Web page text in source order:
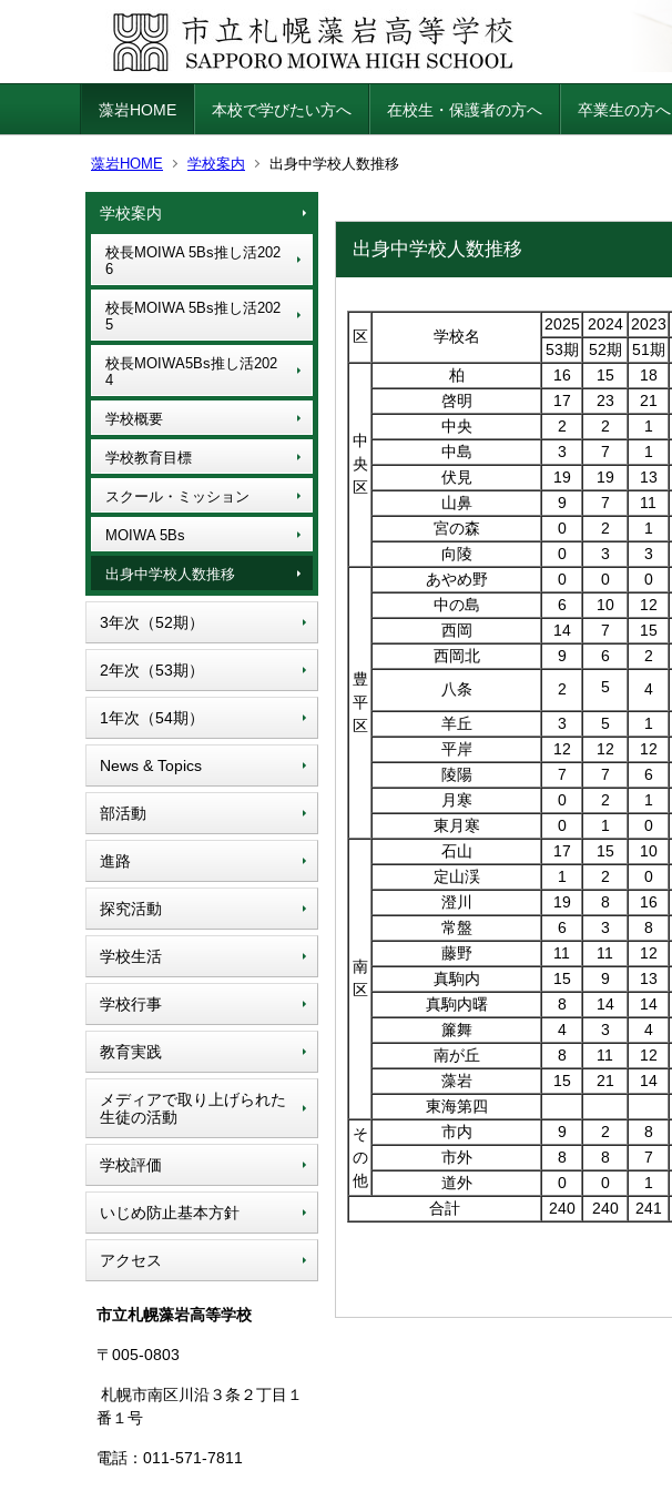
藻岩HOME 本校で学びたい方へ 在校生・保護者の方へ 卒業生の方へ
藻岩HOME 学校案内 出身中学校人数推移
学校案内
校長MOIWA 5Bs推し活202
6
校長MOIWA 5Bs推し活202
5
校長MOIWA5Bs推し活202
4
学校概要
学校教育目標
スクール・ミッション
MOIWA 5Bs
出身中学校人数推移
3年次（52期）
2年次（53期）
1年次（54期）
News & Topics
部活動
進路
探究活動
学校生活
学校行事
教育実践
メディアで取り上げられた
生徒の活動
学校評価
いじめ防止基本方針
アクセス
市立札幌藻岩高等学校
〒005-0803
札幌市南区川沿３条２丁目１
番１号
電話：011-571-7811
出身中学校人数推移
区 学校名
2025 2024 2023
53期
52期 51期
中
央
区
柏 16 15 18
啓明
17 23 21
中央
2 2 1
中島
3 7 1
伏見
19 19 13
山鼻
9 7 11
宮の森
0 2 1
向陵
0 3 3
豊
平
区
あやめ野 0 0 0
中の島
6 10 12
西岡
14 7 15
西岡北
9 6 2
八条
2 5 4
羊丘
3 5 1
平岸
12 12 12
陵陽
7 7 6
月寒
0 2 1
東月寒
0 1 0
南
区
石山 17 15 10
定山渓
1 2 0
澄川
19 8 16
常盤
6 3 8
藤野
11 11 12
真駒内
15 9 13
真駒内曙
8 14 14
簾舞
4 3 4
南が丘
8 11 12
藻岩
15 21 14
東海第四
そ
の
他
市内 9 2 8
市外
8 8 7
道外
0 0 1
合計
240 240 241